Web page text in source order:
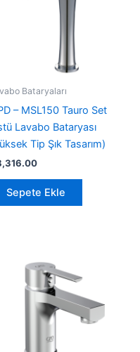
Bataryaları
– MSL150 Tauro Set
Lavabo Bataryası
Tip Şık Tasarım)
Sepete Ekle